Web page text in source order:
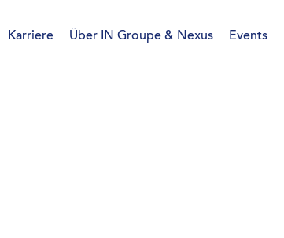
Karriere Über IN Groupe & Nexus Events